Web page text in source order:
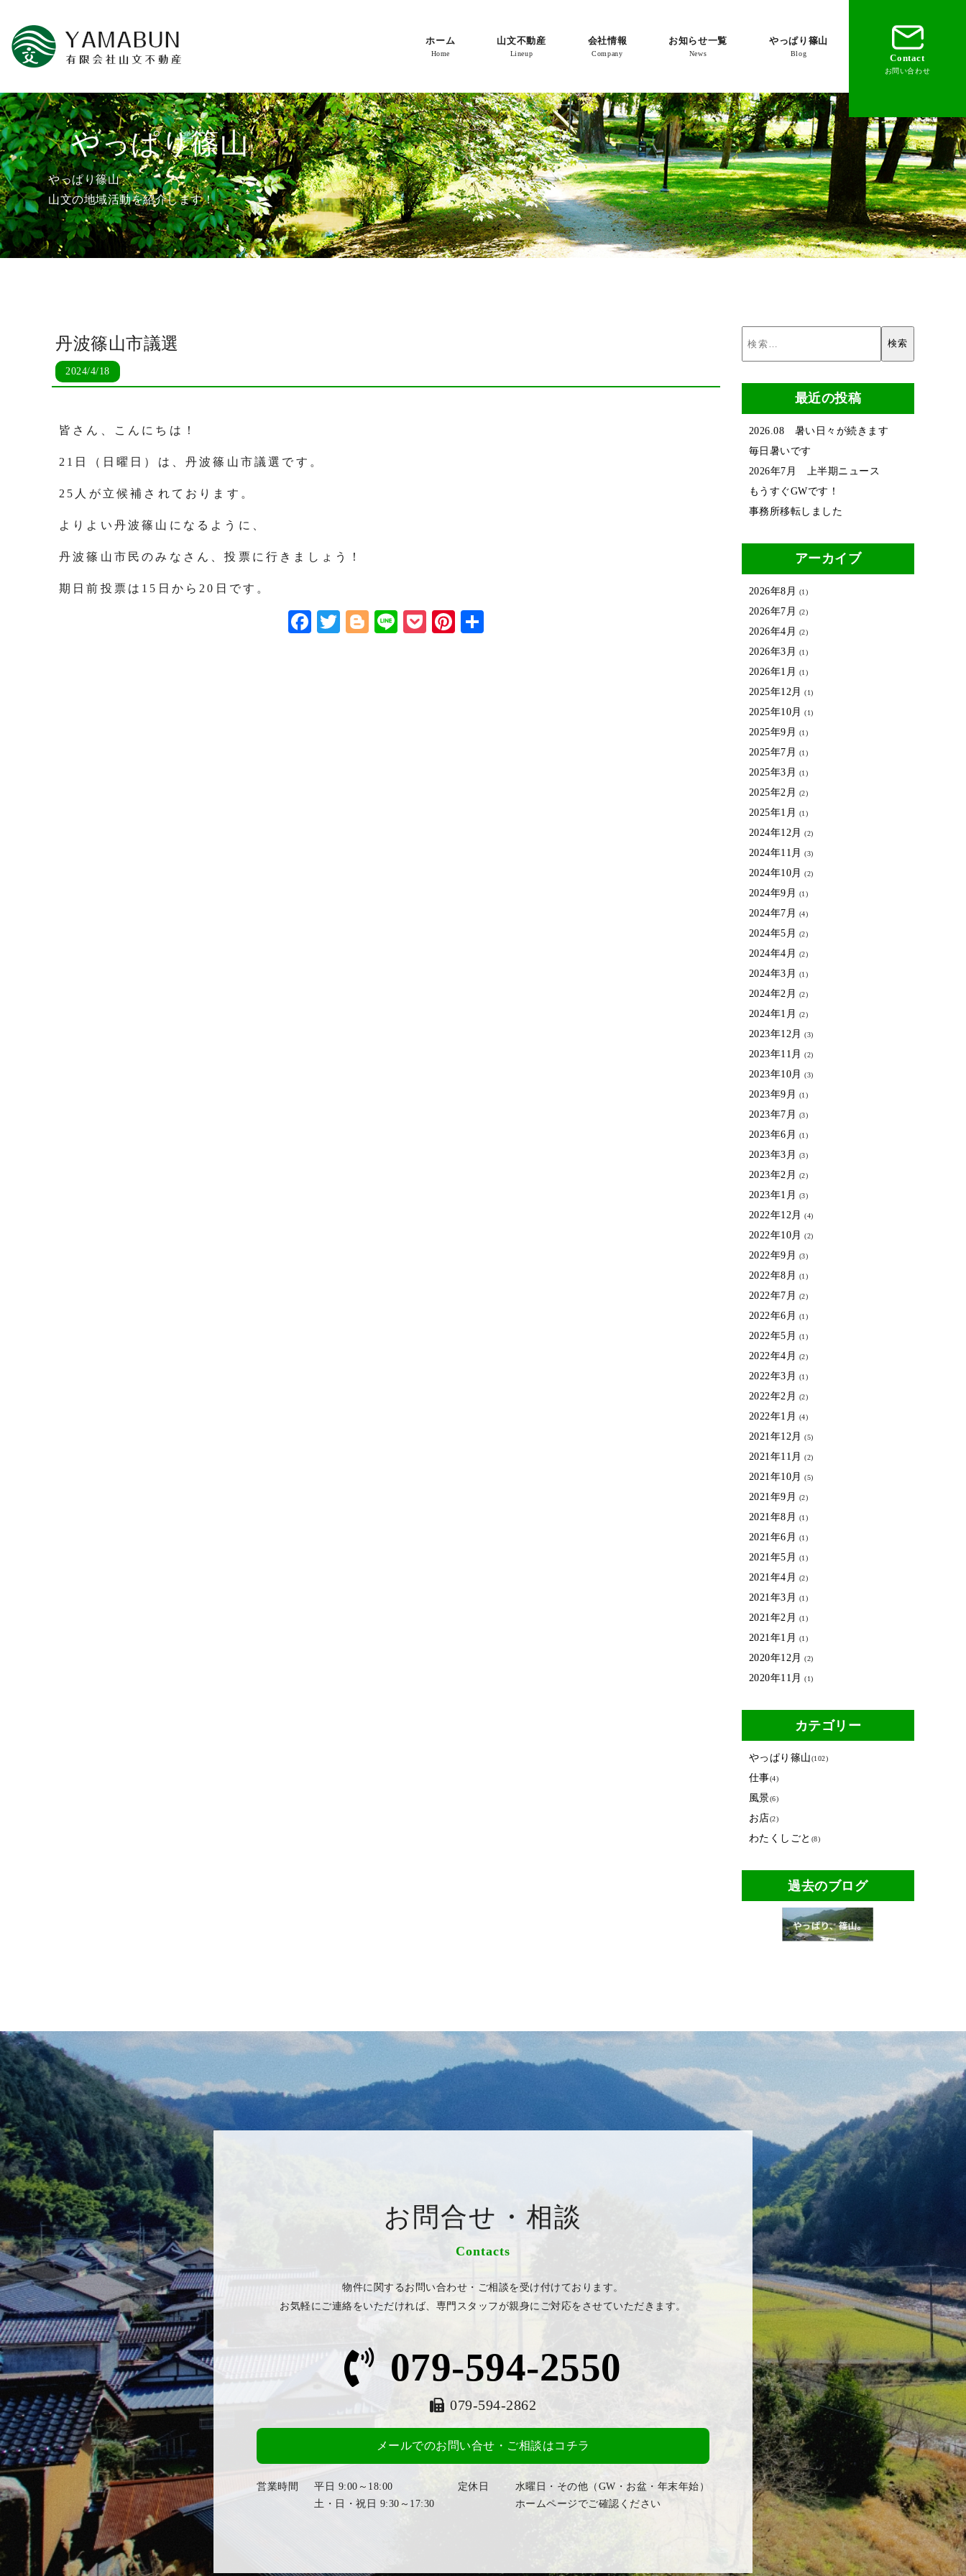
ホーム
Home
山文不動産
Lineup
会社情報
Company
お知らせ一覧
News
やっぱり篠山
Blog Contact
お問い合わせ
やっぱり篠山
やっぱり篠山
山文の地域活動を紹介します！
丹波篠山市議選
2024/4/18
皆さん、こんにちは！
21日（日曜日）は、丹波篠山市議選です。
25人が立候補されております。
よりよい丹波篠山になるように、
丹波篠山市民のみなさん、投票に行きましょう！
期日前投票は15日から20日です。
F
T
Bl
Li P
Pi
最近の投稿
2026.08 暑い日々が続きます
毎日暑いです
2026年7月 上半期ニュース
もうすぐGWです！
事務所移転しました
アーカイブ
2026年8月 (1)
2026年7月 (2)
2026年4月 (2)
2026年3月 (1)
2026年1月 (1)
2025年12月 (1)
2025年10月 (1)
2025年9月 (1)
2025年7月 (1)
2025年3月 (1)
2025年2月 (2)
2025年1月 (1)
2024年12月 (2)
2024年11月 (3)
2024年10月 (2)
2024年9月 (1)
2024年7月 (4)
2024年5月 (2)
2024年4月 (2)
2024年3月 (1)
2024年2月 (2)
2024年1月 (2)
2023年12月 (3)
2023年11月 (2)
2023年10月 (3)
2023年9月 (1)
2023年7月 (3)
2023年6月 (1)
2023年3月 (3)
2023年2月 (2)
2023年1月 (3)
2022年12月 (4)
2022年10月 (2)
2022年9月 (3)
2022年8月 (1)
2022年7月 (2)
2022年6月 (1)
2022年5月 (1)
2022年4月 (2)
2022年3月 (1)
2022年2月 (2)
2022年1月 (4)
2021年12月 (5)
2021年11月 (2)
2021年10月 (5)
2021年9月 (2)
2021年8月 (1)
2021年6月 (1)
2021年5月 (1)
2021年4月 (2)
2021年3月 (1)
2021年2月 (1)
2021年1月 (1)
2020年12月 (2)
2020年11月 (1)
カテゴリー
やっぱり篠山(102)
仕事(4)
風景(6)
お店(2)
わたくしごと (8)
過去のブログ
お問合せ・相談
Contacts
物件に関するお問い合わせ・ご相談を受け付けております。
お気軽にご連絡をいただければ、専門スタッフが親身にご対応をさせていただきます。
079-594-2550
079-594-2862
メールでのお問い合せ・ご相談はコチラ
営業時間
平日 9:00～18:00
土・日・祝日 9:30～17:30
定休日
水曜日・その他（GW・お盆・年末年始）
ホームページでご確認ください